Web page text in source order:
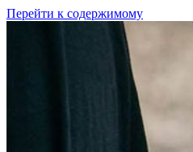
Перейти к содержимому